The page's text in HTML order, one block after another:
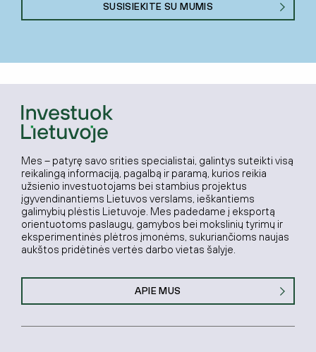
SUSISIEKITE SU MUMIS
Mes – patyrę savo srities specialistai, galintys suteikti visą
reikalingą informaciją, pagalbą ir paramą, kurios reikia
užsienio investuotojams bei stambius projektus
įgyvendinantiems Lietuvos verslams, ieškantiems
galimybių plėstis Lietuvoje. Mes padedame į eksportą
orientuotoms paslaugų, gamybos bei mokslinių tyrimų ir
eksperimentinės plėtros įmonėms, sukuriančioms naujas
aukštos pridėtinės vertės darbo vietas šalyje.
APIE MUS